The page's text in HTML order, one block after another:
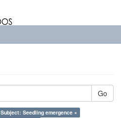
Go
Subject: Seedling emergence ×